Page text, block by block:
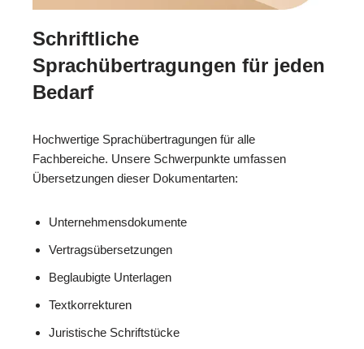
Schriftliche
Sprachübertragungen für jeden
Bedarf
Hochwertige Sprachübertragungen für alle
Fachbereiche. Unsere Schwerpunkte umfassen
Übersetzungen dieser Dokumentarten:
Unternehmensdokumente
Vertragsübersetzungen
Beglaubigte Unterlagen
Textkorrekturen
Juristische Schriftstücke